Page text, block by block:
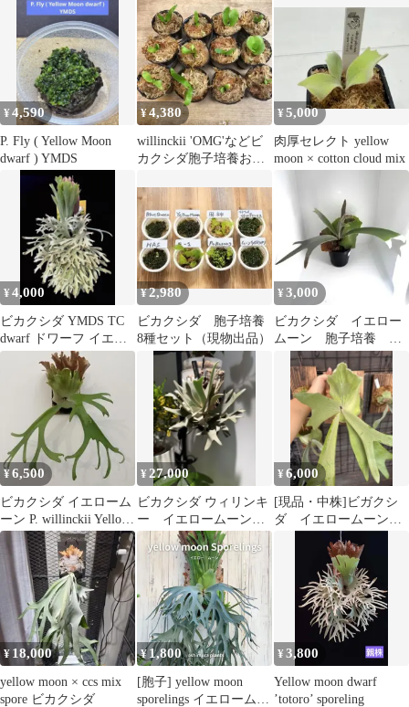
¥4,590
P. Fly ( Yellow Moon
dwarf ) YMDS
¥4,380
willinckii 'OMG'などビ
カクシダ胞子培養お得
¥5,000
肉厚セレクト yellow
moon × cotton cloud mix
¥4,000
ビカクシダ YMDS TC
dwarf ドワーフ イエロ
ームーン Y4-4
¥2,980
ビカクシダ 胞子培養
8種セット（現物出品）
¥ 3,000
ビカクシダ イエロー
ムーン 胞子培養 子
¥6,500
ビカクシダ イエローム
ーン P. willinckii Yellow
Moon
¥ 27,000
ビカクシダ ウィリンキ
ー イエロームーンド
ワーフ
¥6,000
[現品・中株]ビガクシ
ダ イエロームーン
Yellow Moon ウィリン
¥ 18,000
yellow moon × ccs mix
spore ビカクシダ
¥ 1,800
[胞子] yellow moon
sporelings イエロームー
¥3,800
Yellow moon dwarf
’totoro’ sporeling